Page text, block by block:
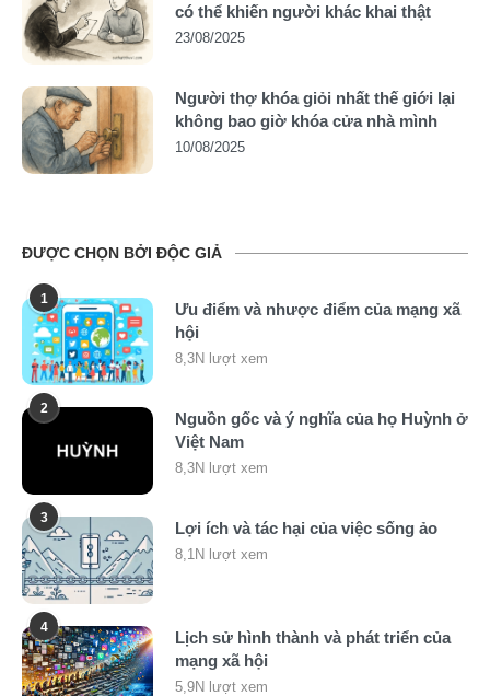
có thể khiến người khác khai thật
23/08/2025
Người thợ khóa giỏi nhất thế giới lại
không bao giờ khóa cửa nhà mình
10/08/2025
ĐƯỢC CHỌN BỞI ĐỘC GIẢ
1
Ưu điểm và nhược điểm của mạng xã
hội
8,3N lượt xem
2
Nguồn gốc và ý nghĩa của họ Huỳnh ở
Việt Nam
8,3N lượt xem
3
Lợi ích và tác hại của việc sống ảo
8,1N lượt xem
4
Lịch sử hình thành và phát triển của
mạng xã hội
5,9N lượt xem